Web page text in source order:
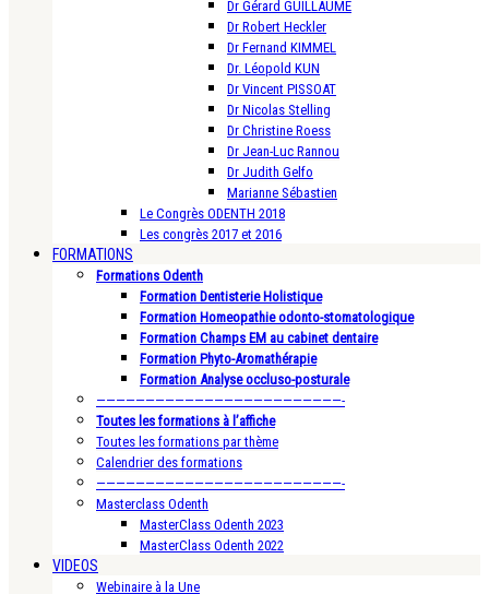
Dr Gérard GUILLAUME
Dr Robert Heckler
Dr Fernand KIMMEL
Dr. Léopold KUN
Dr Vincent PISSOAT
Dr Nicolas Stelling
Dr Christine Roess
Dr Jean-Luc Rannou
Dr Judith Gelfo
Marianne Sébastien
Le Congrès ODENTH 2018
Les congrès 2017 et 2016
FORMATIONS
Formations Odenth
Formation Dentisterie Holistique
Formation Homeopathie odonto-stomatologique
Formation Champs EM au cabinet dentaire
Formation Phyto-Aromathérapie
Formation Analyse occluso-posturale
—————————————————————————-
Toutes les formations à l’affiche
Toutes les formations par thème
Calendrier des formations
—————————————————————————-
Masterclass Odenth
MasterClass Odenth 2023
MasterClass Odenth 2022
VIDEOS
Webinaire à la Une